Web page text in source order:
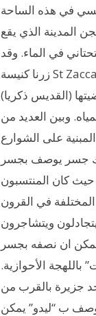
في هذه الساحة
المدينة الذي يقع
في الماء. وقد
زرنا كنيسة St Zaccaria
(القديس ذكريا) وشاهدنا ارضيتها
وبين العديد من
على الشوارع
جسر يوصف بجسر
كان المنتسبون
المختلفة في القرون
ويتشاجرون
ان نصفه بجسر
باللهجة الأحوازية.
جزيرة بالقرب من
ب “ليدو” يمكن